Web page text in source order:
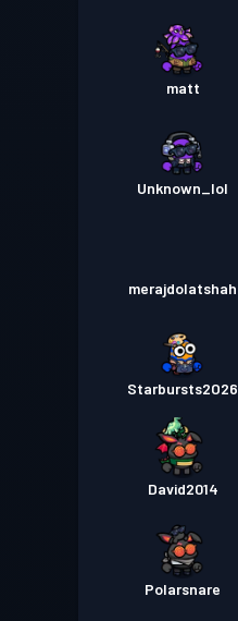
matt
Unknown_lol
merajdolatshah
Starbursts2O26
David2014
Polarsnare